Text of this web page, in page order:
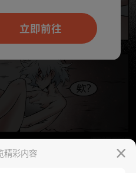
精彩内容
读，可打开App新用
免费看立即前往